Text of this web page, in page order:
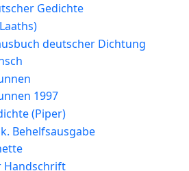
Gedichte
deutscher Dichtung
1997
(Piper)
Behelfsausgabe
Handschrift